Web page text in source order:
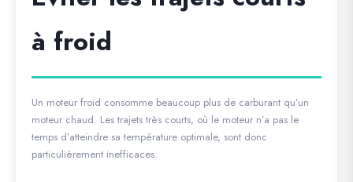
à froid
Un moteur froid consomme beaucoup plus de carburant qu’un
moteur chaud. Les trajets très courts, où le moteur n’a pas le
temps d’atteindre sa température optimale, sont donc
particulièrement inefficaces.